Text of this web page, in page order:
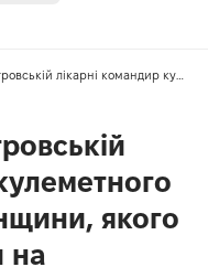
відділення з Рівненщини, якого рашисти поранили на Донеччині
якого
на